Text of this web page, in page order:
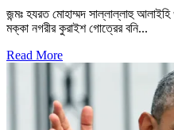
জন্মঃ হযরত মোহাম্মদ সাল্লাল্লাহু
মক্কা নগরীর কুরাইশ গোত্রের বনি...
Read More